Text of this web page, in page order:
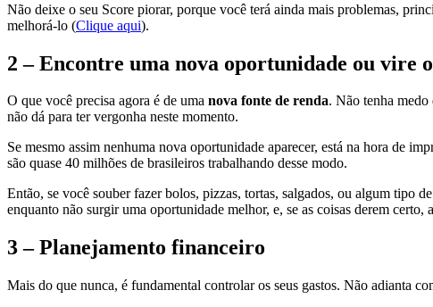
Não deixe o seu Score piorar, porque você terá ainda mais problemas,
melhorá-lo (Clique aqui).
2 – Encontre uma nova oportunidade ou vire
O que você precisa agora é de uma nova fonte de renda. Não tenha
não dá para ter vergonha neste momento.
Se mesmo assim nenhuma nova oportunidade aparecer, está na hora de
são quase 40 milhões de brasileiros trabalhando desse modo.
Então, se você souber fazer bolos, pizzas, tortas, salgados, ou algum tipo
enquanto não surgir uma oportunidade melhor, e, se as coisas derem certo,
3 – Planejamento financeiro
Mais do que nunca, é fundamental controlar os seus gastos. Não adianta